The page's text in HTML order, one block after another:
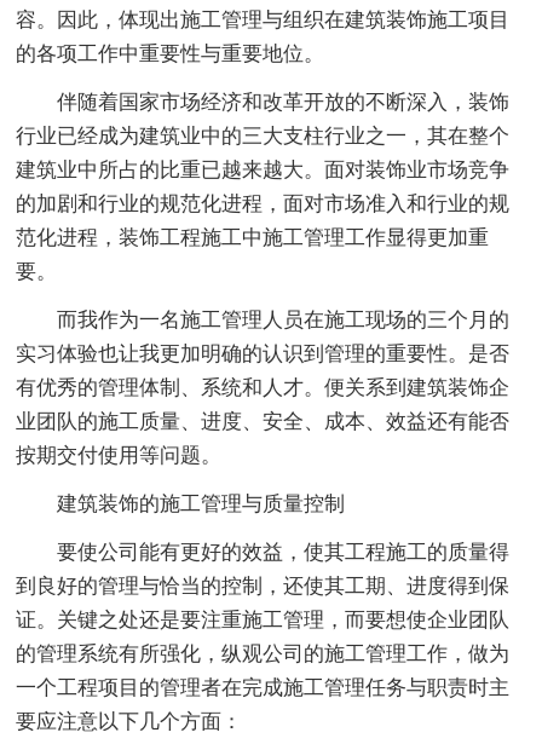
容。因此，体现出施工管理与组织在建筑装饰施工项目
的各项工作中重要性与重要地位。
伴随着国家市场经济和改革开放的不断深入，装饰
行业已经成为建筑业中的三大支柱行业之一，其在整个
建筑业中所占的比重已越来越大。面对装饰业市场竞争
的加剧和行业的规范化进程，面对市场准入和行业的规
范化进程，装饰工程施工中施工管理工作显得更加重
要。
而我作为一名施工管理人员在施工现场的三个月的
实习体验也让我更加明确的认识到管理的重要性。是否
有优秀的管理体制、系统和人才。便关系到建筑装饰企
业团队的施工质量、进度、安全、成本、效益还有能否
按期交付使用等问题。
建筑装饰的施工管理与质量控制
要使公司能有更好的效益，使其工程施工的质量得
到良好的管理与恰当的控制，还使其工期、进度得到保
证。关键之处还是要注重施工管理，而要想使企业团队
的管理系统有所强化，纵观公司的施工管理工作，做为
一个工程项目的管理者在完成施工管理任务与职责时主
要应注意以下几个方面：